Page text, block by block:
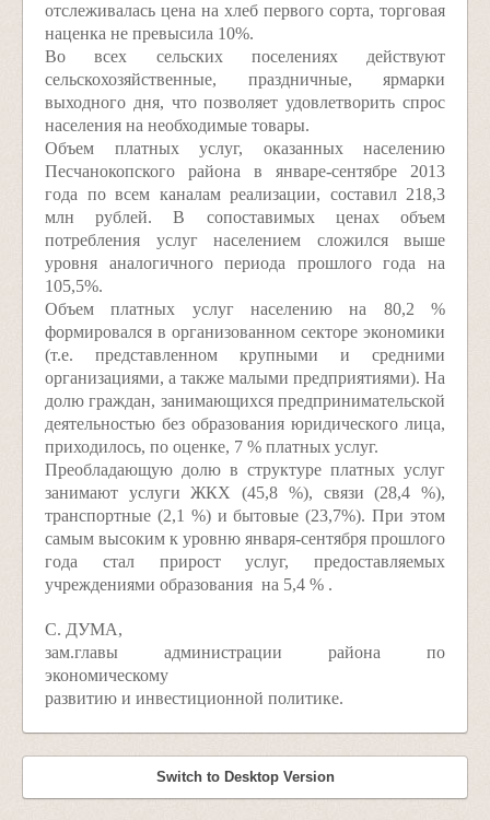
отслеживалась цена на хлеб первого сорта, торговая
наценка не превысила 10%.
Во всех сельских поселениях действуют
сельскохозяйственные, праздничные, ярмарки
выходного дня, что позволяет удовлетворить спрос
населения на необходимые товары.
Объем платных услуг, оказанных населению
Песчанокопского района в январе­-сентябре 2013
года по всем каналам реализации, составил 218,3
млн рублей. В сопоставимых ценах объем
потребления услуг населением сложился выше
уровня аналогичного периода прошлого года на
105,5%.
Объем платных услуг населению на 80,2 %
формировался в организованном секторе экономики
(т.е. представленном крупными и средними
организациями, а также малыми предприятиями). На
долю граждан, занимающихся предпринимательской
деятельностью без образования юридического лица,
приходилось, по оценке, 7 % платных услуг.
Преобладающую долю в структуре платных услуг
занимают услуги ЖКХ (45,8 %), связи (28,4 %),
транспортные (2,1 %) и бытовые (23,7%). При этом
самым высоким к уровню января­-сентября прошлого
года стал прирост услуг, предоставляемых
учреждениями образования ­ на 5,4 % .
С. ДУМА,
зам.главы администрации района по
экономическому
развитию и инвестиционной политике.
Switch to Desktop Version